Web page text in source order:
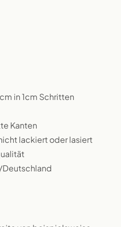
in 1cm Schritten
Kanten
lackiert oder lasiert
Deutschland